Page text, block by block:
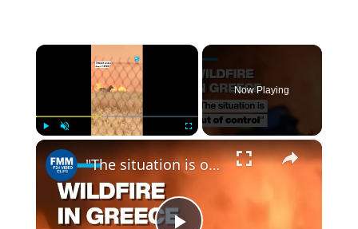
×
Now Playing
×
"The situation is out of control": Greek firefighters battle wildfire for fourth day